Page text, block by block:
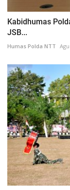
Kabidhumas
JSB...
Humas Polda NTT